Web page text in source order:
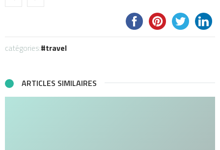
catégories: travel
ARTICLES SIMILAIRES